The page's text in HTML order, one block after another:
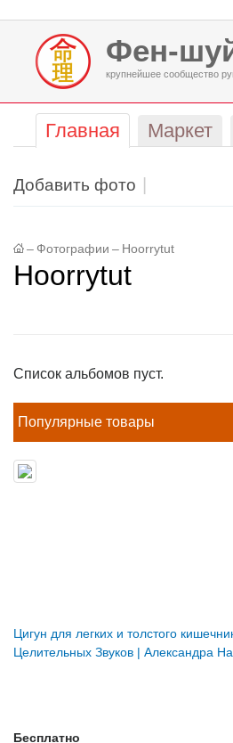
Фен-
крупнейшее сообщество
Главная Маркет
Добавить фото
– Фотографии – Hoorrytut
Hoorrytut
Список альбомов пуст.
Популярные товары
Цигун для легких и толстого
Целительных Звуков | Александра
Бесплатно